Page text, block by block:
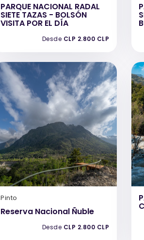
PARQUE NACIONAL RADAL
SIETE TAZAS - BOLSÓN
VISITA POR EL DÍA
Desde CLP 2.800 CLP
Pinto
Reserva Nacional Ñuble
Desde CLP 2.800 CLP